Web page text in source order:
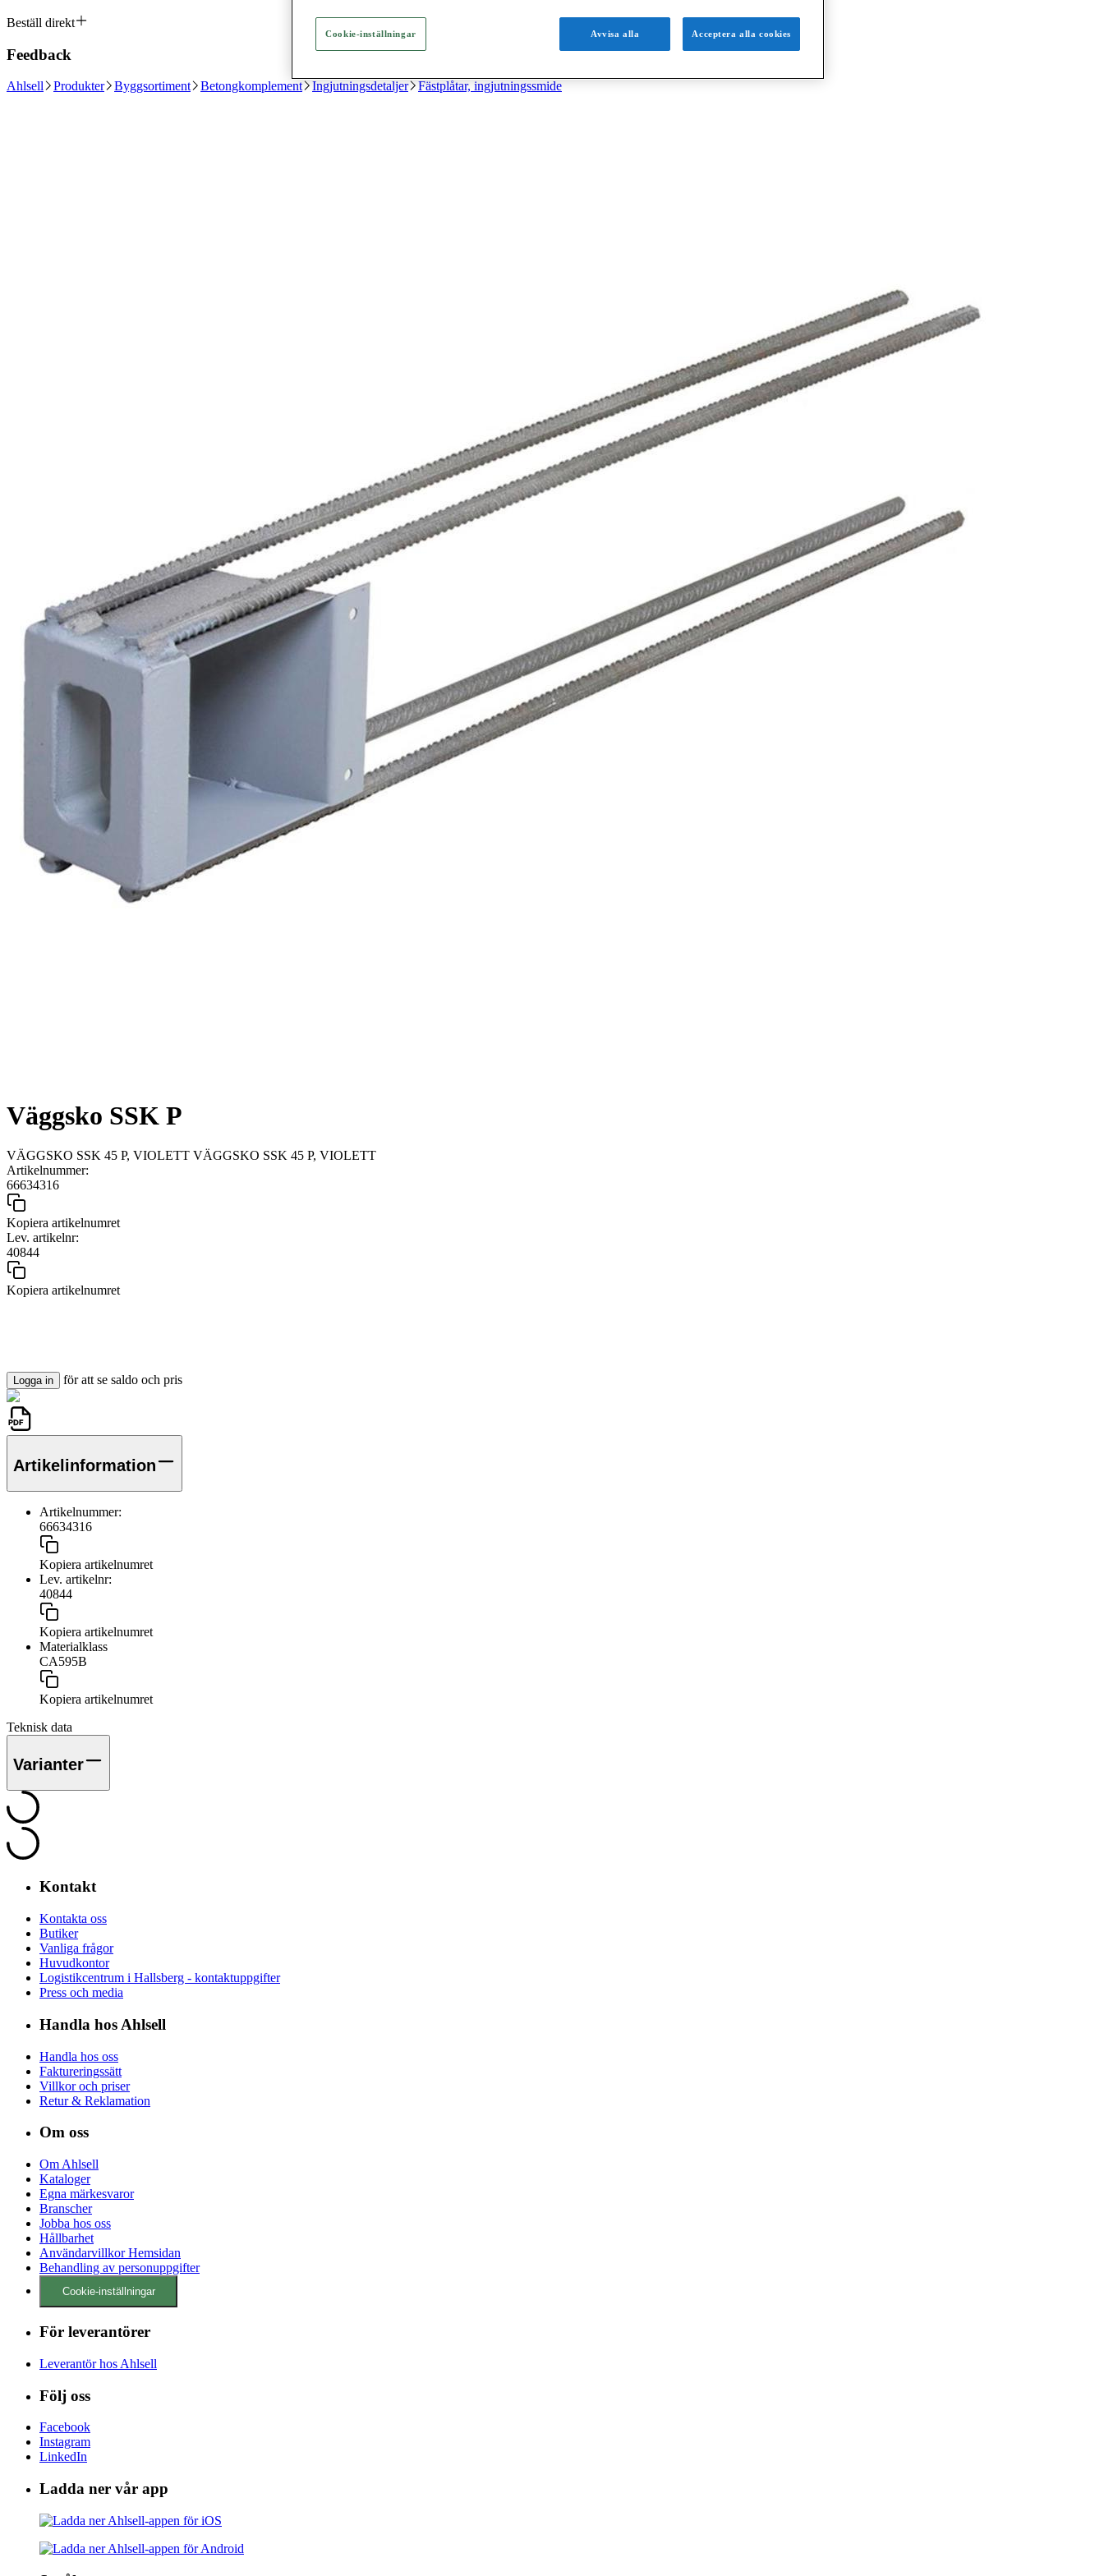
Beställ direkt
Feedback
Ahlsell Produkter Byggsortiment Betongkomplement Ingjutningsdetaljer Fästplåtar, ingjutningssmide
Väggsko SSK P
VÄGGSKO SSK 45 P, VIOLETT VÄGGSKO SSK 45 P, VIOLETT
Artikelnummer:
66634316
Kopiera artikelnumret
Lev. artikelnr:
40844
Kopiera artikelnumret
Logga in för att se saldo och pris
Artikelinformation
Artikelnummer:
66634316
Kopiera artikelnumret
Lev. artikelnr:
40844
Kopiera artikelnumret
Materialklass
CA595B
Kopiera artikelnumret
Teknisk data
Varianter
Kontakt
Kontakta oss
Butiker
Vanliga frågor
Huvudkontor
Logistikcentrum i Hallsberg - kontaktuppgifter
Press och media
Handla hos Ahlsell
Handla hos oss
Faktureringssätt
Villkor och priser
Retur & Reklamation
Om oss
Om Ahlsell
Kataloger
Egna märkesvaror
Branscher
Jobba hos oss
Hållbarhet
Användarvillkor Hemsidan
Behandling av personuppgifter
Cookie-inställningar
För leverantörer
Leverantör hos Ahlsell
Följ oss
Facebook
Instagram
LinkedIn
Ladda ner vår app
Cookie-inställningar Avvisa alla Acceptera alla cookies